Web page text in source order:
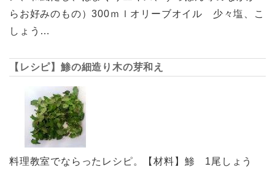
らお好みのもの）300ｍｌオリーブオイル 少々塩、こ
しょう…
【レシピ】鯵の細造り木の芽和え
料理教室でならったレシピ。【材料】鯵 1尾しょう